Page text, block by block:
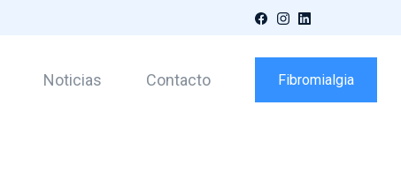
FacebookInstagram
LinkedIn
Noticias Contacto Fibromialgia